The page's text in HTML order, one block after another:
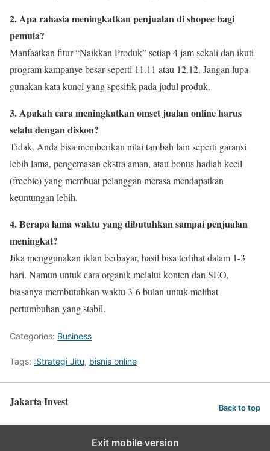
2. Apa rahasia meningkatkan penjualan di shopee bagi
pemula?
Manfaatkan fitur “Naikkan Produk” setiap 4 jam sekali dan ikuti
program kampanye besar seperti 11.11 atau 12.12. Jangan lupa
gunakan kata kunci yang spesifik pada judul produk.
3. Apakah cara meningkatkan omset jualan online harus
selalu dengan diskon?
Tidak. Anda bisa memberikan nilai tambah lain seperti garansi
lebih lama, pengemasan ekstra aman, atau bonus hadiah kecil
(freebie) yang membuat pelanggan merasa mendapatkan
keuntungan lebih.
4. Berapa lama waktu yang dibutuhkan sampai penjualan
meningkat?
Jika menggunakan iklan berbayar, hasil bisa terlihat dalam 1-3
hari. Namun untuk cara organik melalui konten dan SEO,
biasanya membutuhkan waktu 3-6 bulan untuk melihat
pertumbuhan yang stabil.
Categories: Business
Tags: :Strategi Jitu, bisnis online
Jakarta Invest Back to top
Exit mobile version